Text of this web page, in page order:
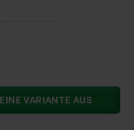
VARIANTE AUS